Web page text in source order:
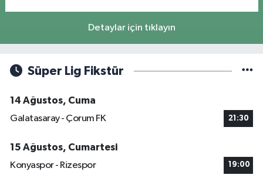
Detaylar için tıklayın
Süper Lig Fikstür
14 Ağustos, Cuma
Galatasaray - Çorum FK
21:30
15 Ağustos, Cumartesi
Konyaspor - Rizespor
19:00